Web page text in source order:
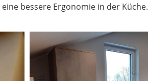
bessere Ergonomie in der Küche.